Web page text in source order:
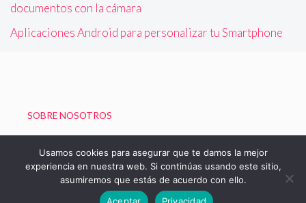
documentos con la cámara
Aplicaciones Android para personalizar tu Smartphone
SOBRE NOSOTROS
© 2026 Blog de Boizu - Vivir Gratis
Usamos cookies para asegurar que te damos la mejor
experiencia en nuestra web. Si continúas usando este sitio,
asumiremos que estás de acuerdo con ello.
Aceptar
Privacidad